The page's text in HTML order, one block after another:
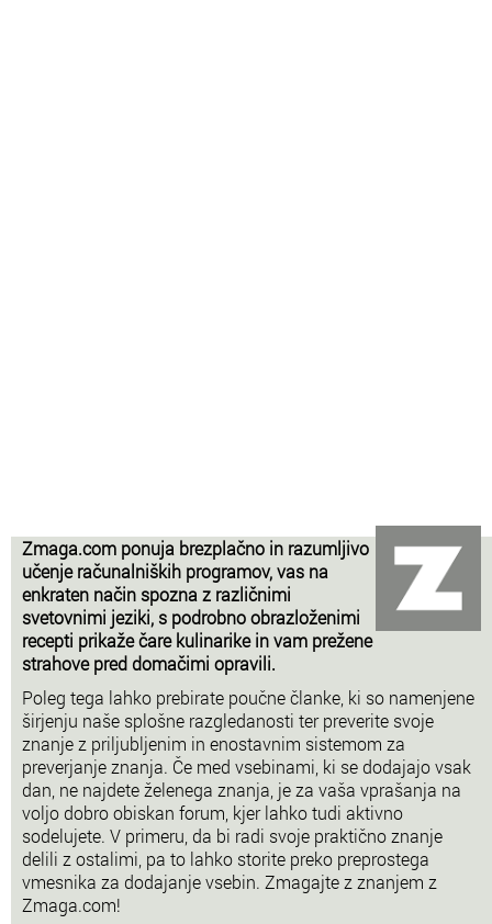
Zmaga.com ponuja brezplačno in razumljivo
učenje računalniških programov, vas na
enkraten način spozna z različnimi
svetovnimi jeziki, s podrobno obrazloženimi
recepti prikaže čare kulinarike in vam prežene
strahove pred domačimi opravili.
Poleg tega lahko prebirate poučne članke, ki so namenjene
širjenju naše splošne razgledanosti ter preverite svoje
znanje z priljubljenim in enostavnim sistemom za
preverjanje znanja. Če med vsebinami, ki se dodajajo vsak
dan, ne najdete želenega znanja, je za vaša vprašanja na
voljo dobro obiskan forum, kjer lahko tudi aktivno
sodelujete. V primeru, da bi radi svoje praktično znanje
delili z ostalimi, pa to lahko storite preko preprostega
vmesnika za dodajanje vsebin. Zmagajte z znanjem z
Zmaga.com!